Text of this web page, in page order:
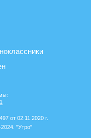
от 02.11.2020 г.
"Утро"